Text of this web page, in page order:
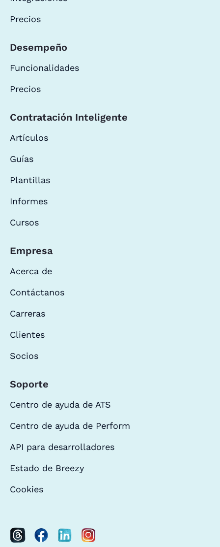
Precios
Desempeño
Funcionalidades
Precios
Contratación Inteligente
Artículos
Guías
Plantillas
Informes
Cursos
Empresa
Acerca de
Contáctanos
Carreras
Clientes
Socios
Soporte
Centro de ayuda de ATS
Centro de ayuda de Perform
API para desarrolladores
Estado de Breezy
Cookies